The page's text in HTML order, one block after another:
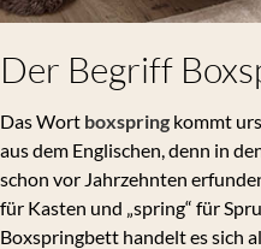
Der Begriff
Das Wort boxspring kommt
aus dem Englischen, denn in
schon vor Jahrzehnten
für Kasten und „spring“ für
Boxspringbett handelt es sich